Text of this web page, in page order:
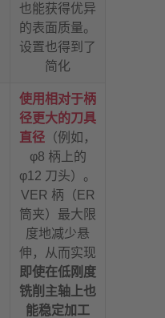
也能获得优异
的表面质量。
设置也得到了
简化
使用相对于柄
径更大的刀具
直径 （例如，
φ8 柄上的
φ12 刀头）。
VER 柄（ER
筒夹）最大限
度地减少悬
伸，从而实现
即使在低刚度
铣削主轴上也
能稳定加工